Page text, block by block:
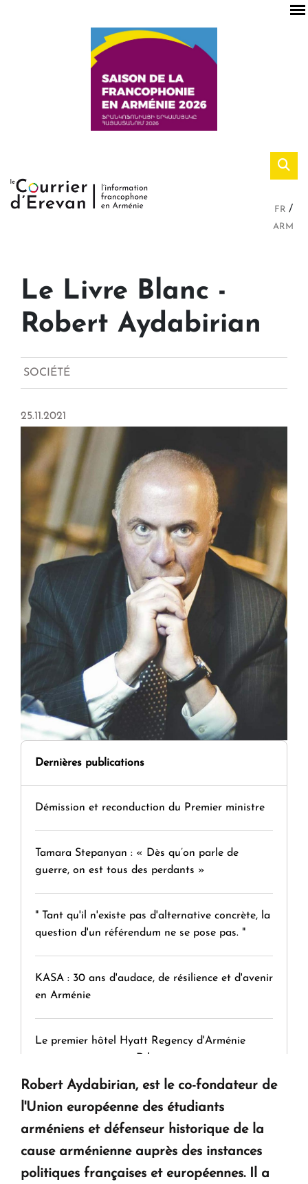
FR
ARM
Le Livre Blanc -
Robert Aydabirian
SOCIÉTÉ
25.11.2021
Dernières publications
Démission et reconduction du Premier ministre
Tamara Stepanyan : « Dès qu’on parle de
guerre, on est tous des perdants »
" Tant qu'il n'existe pas d'alternative concrète, la
question d'un référendum ne se pose pas. "
KASA : 30 ans d'audace, de résilience et d'avenir
en Arménie
Le premier hôtel Hyatt Regency d'Arménie
Robert Aydabirian, est le co-fondateur de
l'Union européenne des étudiants
arméniens et défenseur historique de la
cause arménienne auprès des instances
politiques françaises et européennes. Il a